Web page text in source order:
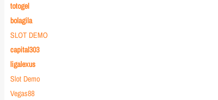
totogel
bolagila
SLOT DEMO
capital303
ligalexus
Slot Demo
Vegas88